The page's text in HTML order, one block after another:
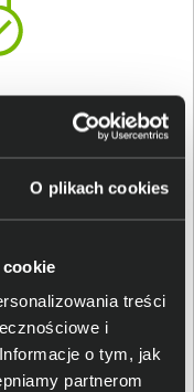
O plikach cookies
treści
i
o tym, jak
partnerom
wygraną